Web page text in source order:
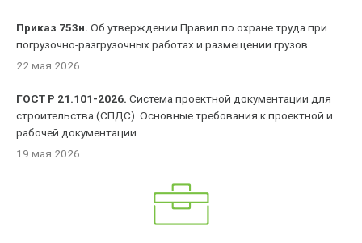
Приказ 753н. Об утверждении Правил по охране труда при
погрузочно-разгрузочных работах и размещении грузов
22 мая 2026
ГОСТ Р 21.101-2026. Система проектной документации для
строительства (СПДС). Основные требования к проектной и
рабочей документации
19 мая 2026